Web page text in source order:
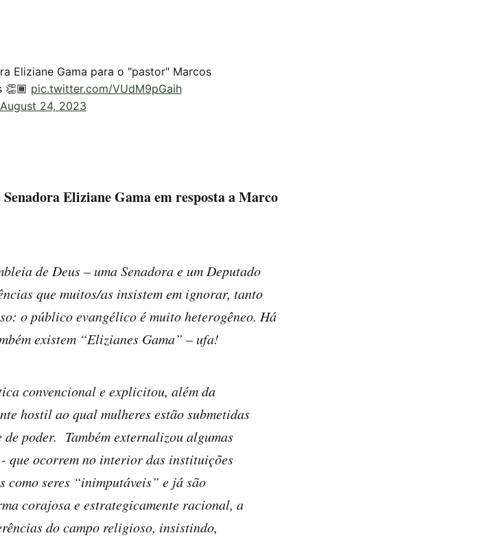
Eliziane Gama para o "pastor" Marcos
👏🏾 pic.twitter.com/VUdM9pGaih
August 24, 2023
Eliziane Gama em resposta a Marco
de Deus – uma Senadora e um Deputado
que muitos/as insistem em ignorar, tanto
o público evangélico é muito heterogêneo. Há
existem “Elizianes Gama” – ufa!
convencional e explicitou, além da
hostil ao qual mulheres estão submetidas
poder. Também externalizou algumas
que ocorrem no interior das instituições
como seres “inimputáveis” e já são
corajosa e estrategicamente racional, a
do campo religioso, insistindo,